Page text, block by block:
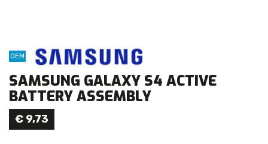
OEM
SAMSUNG GALAXY S4 ACTIVE
BATTERY ASSEMBLY
€ 9,73